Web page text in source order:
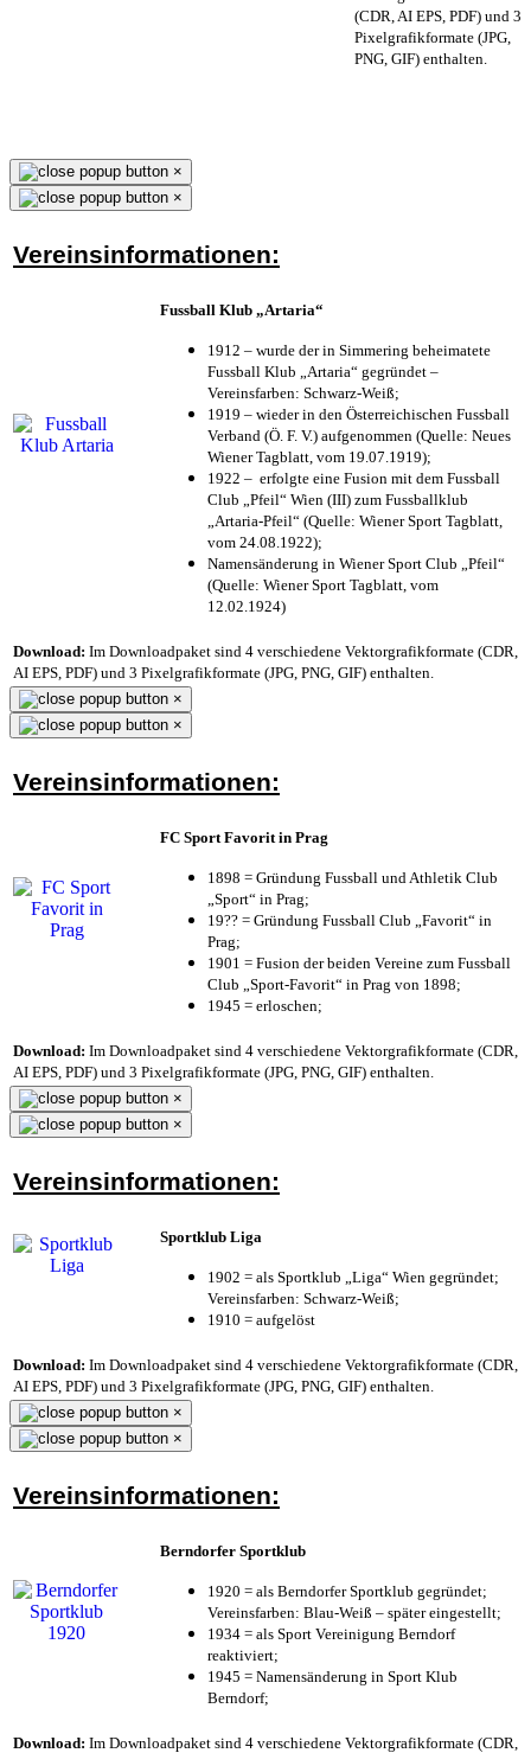
(CDR, AI EPS, PDF) und 3
Pixelgrafikformate (JPG,
PNG, GIF) enthalten.
×
×
Vereinsinformationen:
Fussball Klub „Artaria“
1912 – wurde der in Simmering beheimatete
Fussball Klub „Artaria“ gegründet –
Vereinsfarben: Schwarz-Weiß;
1919 – wieder in den Österreichischen Fussball
Verband (Ö. F. V.) aufgenommen (Quelle: Neues
Wiener Tagblatt, vom 19.07.1919);
1922 – erfolgte eine Fusion mit dem Fussball
Club „Pfeil“ Wien (III) zum Fussballklub
„Artaria-Pfeil“ (Quelle: Wiener Sport Tagblatt,
vom 24.08.1922);
Namensänderung in Wiener Sport Club „Pfeil“
(Quelle: Wiener Sport Tagblatt, vom
12.02.1924)
Download: Im Downloadpaket sind 4 verschiedene Vektorgrafikformate (CDR,
AI EPS, PDF) und 3 Pixelgrafikformate (JPG, PNG, GIF) enthalten.
×
×
Vereinsinformationen:
FC Sport Favorit in Prag
1898 = Gründung Fussball und Athletik Club
„Sport“ in Prag;
19?? = Gründung Fussball Club „Favorit“ in
Prag;
1901 = Fusion der beiden Vereine zum Fussball
Club „Sport-Favorit“ in Prag von 1898;
1945 = erloschen;
Download: Im Downloadpaket sind 4 verschiedene Vektorgrafikformate (CDR,
AI EPS, PDF) und 3 Pixelgrafikformate (JPG, PNG, GIF) enthalten.
×
×
Vereinsinformationen:
Sportklub Liga
1902 = als Sportklub „Liga“ Wien gegründet;
Vereinsfarben: Schwarz-Weiß;
1910 = aufgelöst
Download: Im Downloadpaket sind 4 verschiedene Vektorgrafikformate (CDR,
AI EPS, PDF) und 3 Pixelgrafikformate (JPG, PNG, GIF) enthalten.
×
×
Vereinsinformationen:
Berndorfer Sportklub
1920 = als Berndorfer Sportklub gegründet;
Vereinsfarben: Blau-Weiß – später eingestellt;
1934 = als Sport Vereinigung Berndorf
reaktiviert;
1945 = Namensänderung in Sport Klub
Berndorf;
Download: Im Downloadpaket sind 4 verschiedene Vektorgrafikformate (CDR,